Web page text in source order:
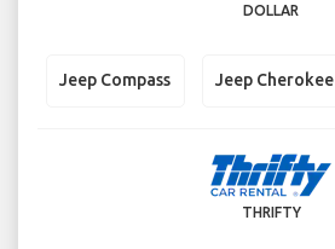
DOLLAR
Jeep Compass Jeep Cherokee
THRIFTY